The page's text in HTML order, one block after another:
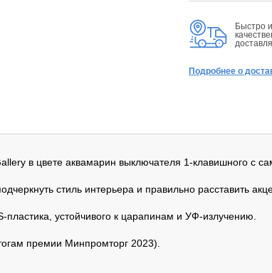
Быстро и
Подробнее о
в цвете аквамарин выключателя 1-клавишного с
стиль интерьера и правильно расставить
пластика, устойчивого к царапинам и УФ-излучению.
премии Минпромторг 2023).